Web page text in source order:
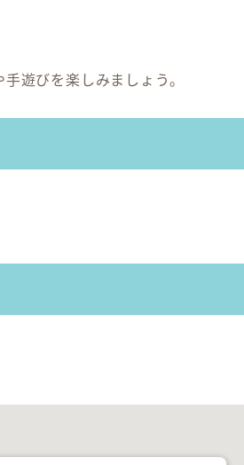
遊びを楽しみましょう。